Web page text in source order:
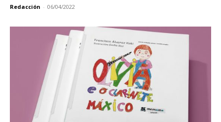
Redacción - 06/04/2022